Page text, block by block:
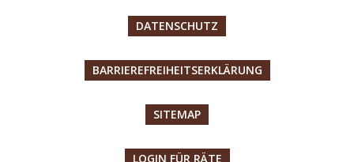
DATENSCHUTZ
BARRIEREFREIHEITSERKLÄRUNG
SITEMAP
LOGIN FÜR RÄTE